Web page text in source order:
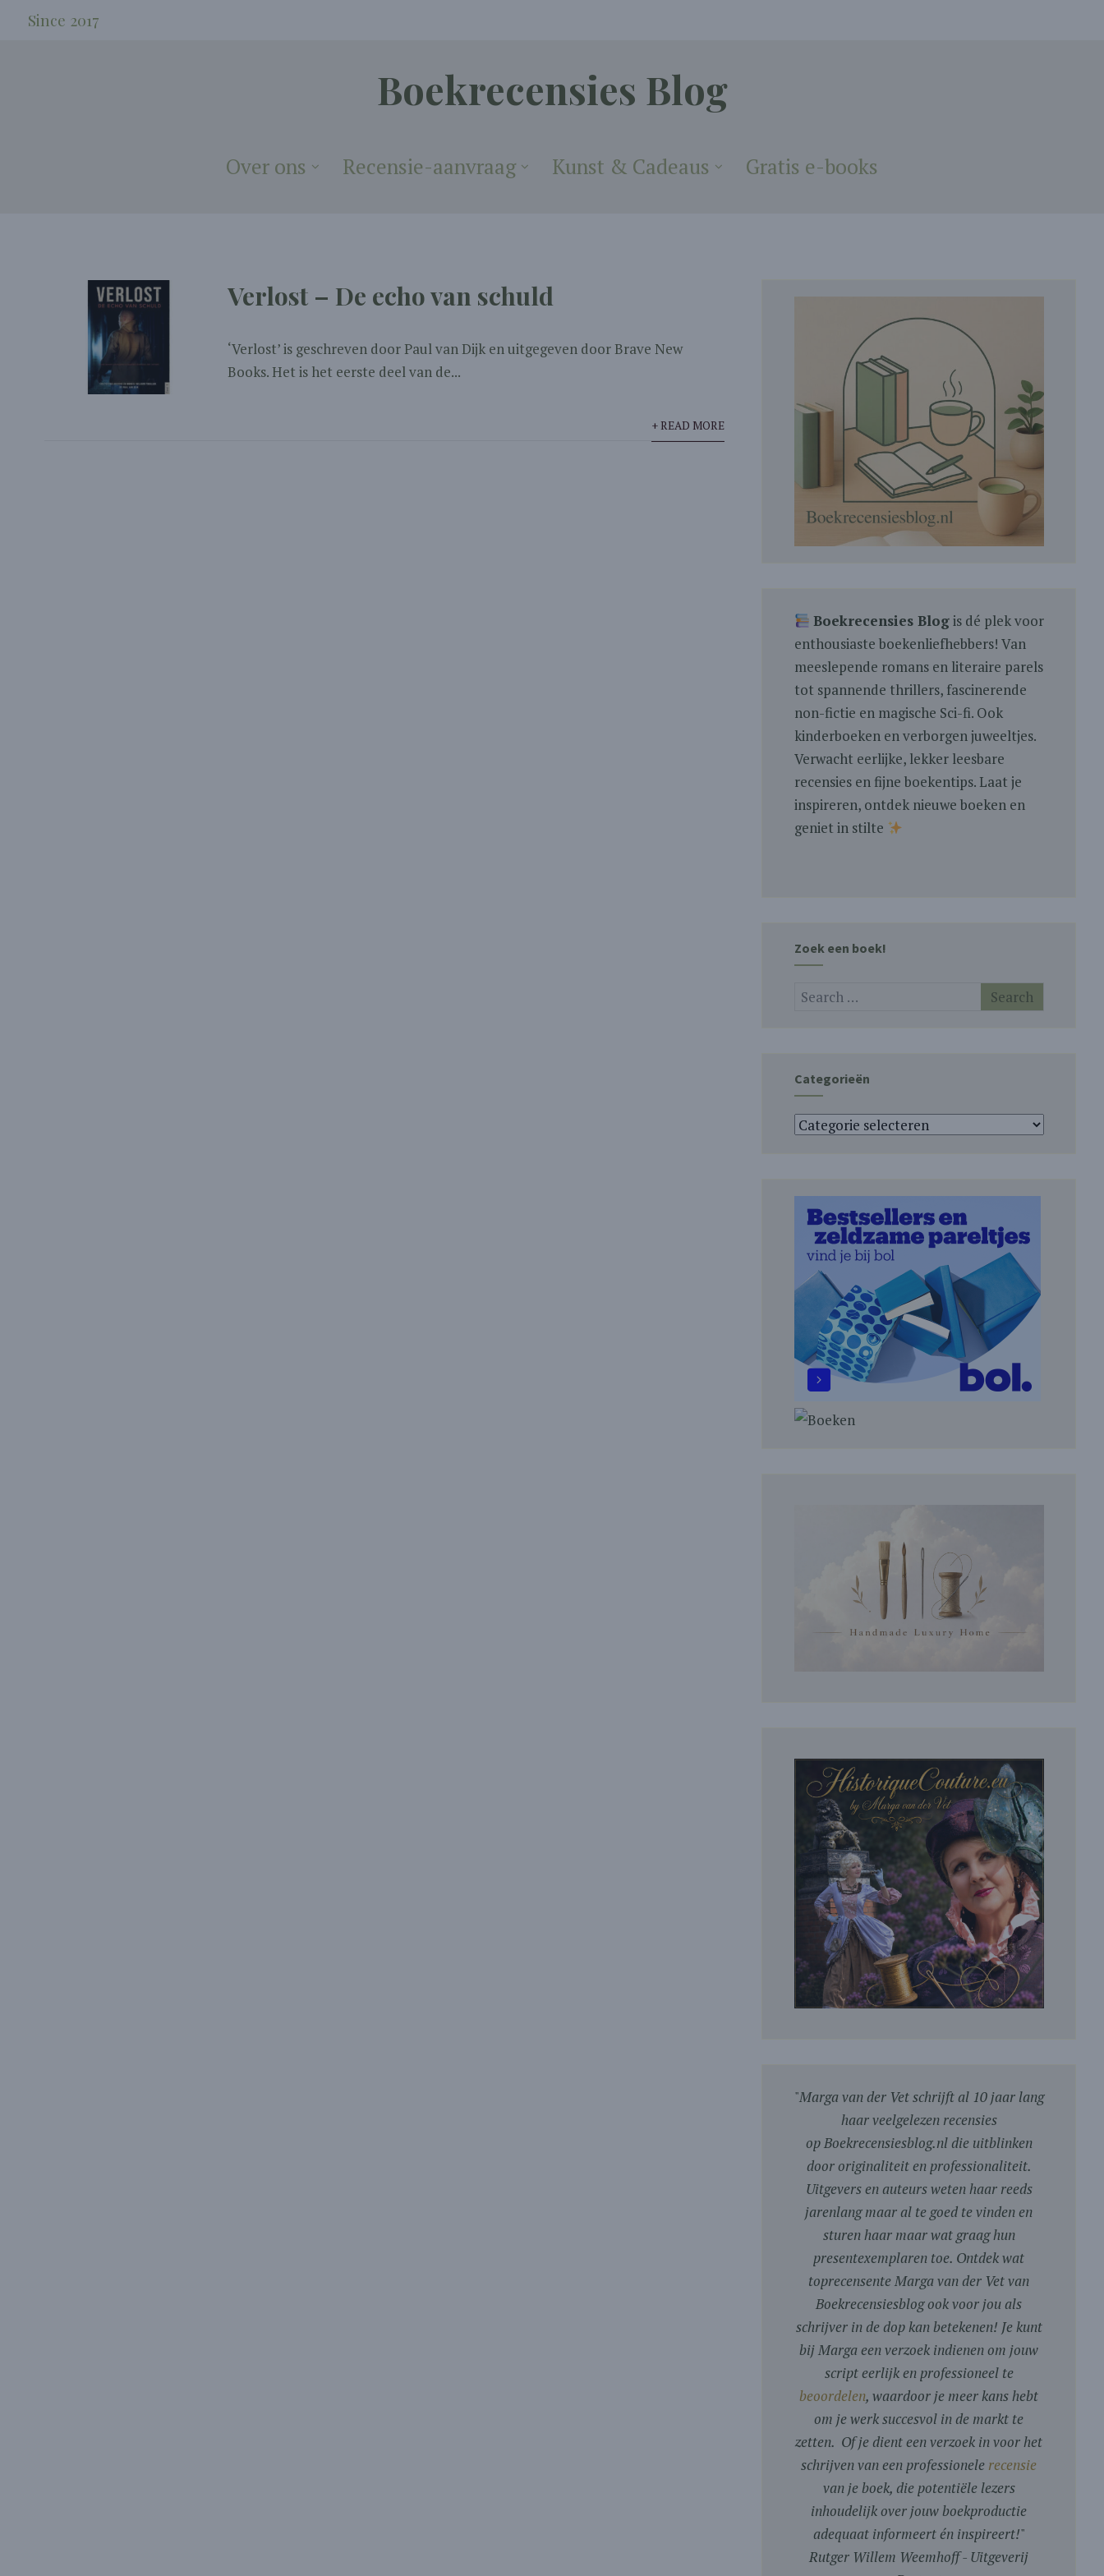
Since 2017
Boekrecensies Blog
Over ons Recensie-aanvraag Kunst & Cadeaus Gratis e-books
Verlost – De echo van schuld
‘Verlost’ is geschreven door Paul van Dijk en uitgegeven door Brave New
Books. Het is het eerste deel van de...
+ READ MORE
Boekrecensies Blogis dé plek voor
enthousiaste boekenliefhebbers! Van
meeslepende romans en literaire parels
tot spannende thrillers, fascinerende
non-fictie en magische Sci-fi. Ook
kinderboeken en verborgen juweeltjes.
Verwacht eerlijke, lekker leesbare
recensies en fijne boekentips. Laat je
inspireren, ontdek nieuwe boeken en
geniet in stilte
Zoek een boek!
Categorieën
Categorieën
"Marga van der Vet schrijft al 10 jaar lang
haar veelgelezen recensies
op Boekrecensiesblog.nl die uitblinken
door originaliteit en professionaliteit.
Uitgevers en auteurs weten haar reeds
jarenlang maar al te goed te vinden en
sturen haar maar wat graag hun
presentexemplaren toe. Ontdek wat
toprecensente Marga van der Vet van
Boekrecensiesblog ook voor jou als
schrijver in de dop kan betekenen! Je kunt
bij Marga een verzoek indienen om jouw
script eerlijk en professioneel te
beoordelen, waardoor je meer kans hebt
om je werk succesvol in de markt te
zetten. Of je dient een verzoek in voor het
schrijven van een professionele recensie
van je boek, die potentiële lezers
inhoudelijk over jouw boekproductie
adequaat informeert én inspireert!"
Rutger Willem Weemhoff - Uitgeverij